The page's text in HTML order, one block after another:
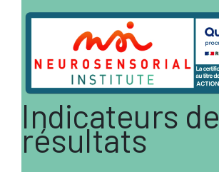
Indicateurs de
résultats